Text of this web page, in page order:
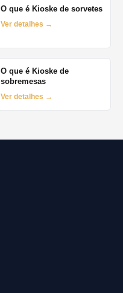
O que é Kioske de sorvetes
Ver detalhes →
O que é Kioske de
sobremesas
Ver detalhes →